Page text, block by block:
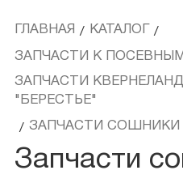
ГЛАВНАЯ / КАТАЛОГ
/
ЗАПЧАСТИ К ПОСЕВНЫМ
ЗАПЧАСТИ
"БЕРЕСТЬЕ"
/ ЗАПЧАСТИ СОШНИКИ
Запчасти